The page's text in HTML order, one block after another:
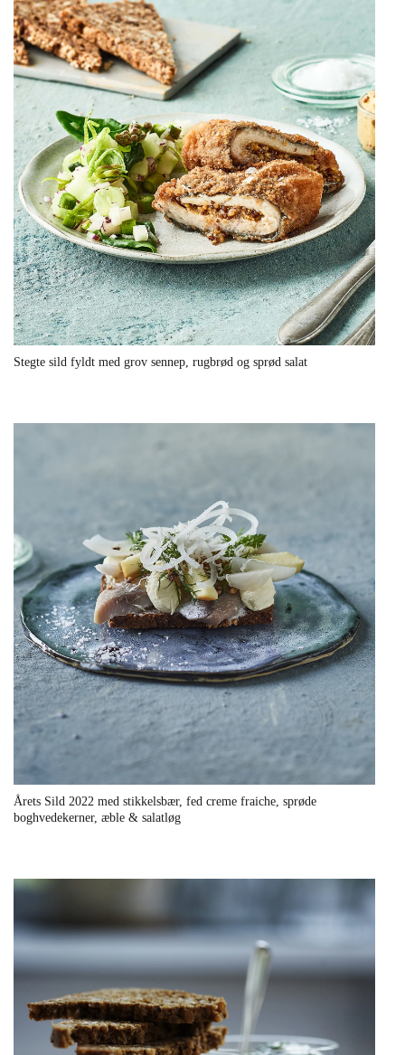
Stegte sild fyldt med grov sennep, rugbrød og sprød salat
Årets Sild 2022 med stikkelsbær, fed creme fraiche, sprøde
boghvedekerner, æble & salatløg